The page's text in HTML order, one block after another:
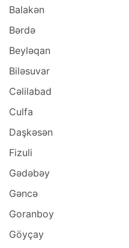
Balakən
Bərdə
Beyləqan
Biləsuvar
Cəlilabad
Culfa
Daşkəsən
Fizuli
Gədəbəy
Gəncə
Goranboy
Göyçay